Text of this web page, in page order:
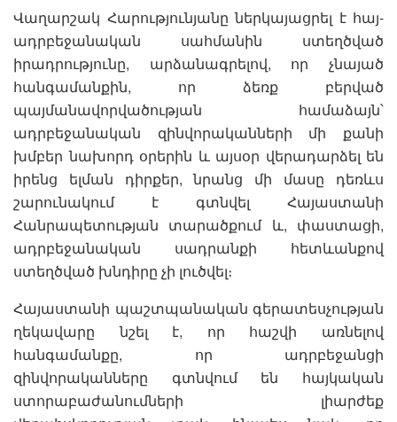
Վաղարշակ Հարությունյանը ներկայացրել է հայ-
ադրբեջանական սահմանին ստեղծված
իրադրությունը, արձանագրելով, որ չնայած
հանգամանքին, որ ձեռք բերված
պայմանավորվածության համաձայն՝
ադրբեջանական զինվորականների մի քանի
խմբեր նախորդ օրերին և այսօր վերադարձել են
իրենց ելման դիրքեր, նրանց մի մասը դեռևս
շարունակում է գտնվել Հայաստանի
Հանրապետության տարածքում և, փաստացի,
ադրբեջանական սադրանքի հետևանքով
ստեղծված խնդիրը չի լուծվել։
Հայաստանի պաշտպանական գերատեսչության
ղեկավարը նշել է, որ հաշվի առնելով
հանգամանքը, որ ադրբեջանցի
զինվորականները գտնվում են հայկական
ստորաբաժանումների լիարժեք